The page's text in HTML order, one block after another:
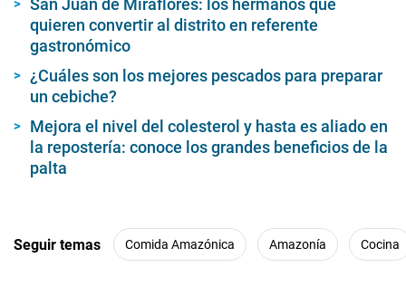
f
2
m
i
u
t
s
,
3
0
s
n
d
San Juan de Miraflores: los hermanos que
quieren convertir al distrito en referente
gastronómico
¿Cuáles son los mejores pescados para preparar
un cebiche?
Mejora el nivel del colesterol y hasta es aliado en
la repostería: conoce los grandes beneficios de la
palta
Seguir temas Comida Amazónica Amazonía Cocina